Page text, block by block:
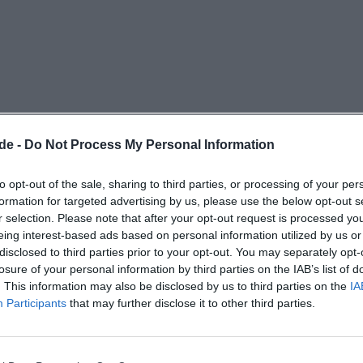
- Do Not Process My Personal Information
opt-out of the sale, sharing to third parties, or processing of your
for targeted advertising by us, please use the below opt-out
selection. Please note that after your opt-out request is processed
interest-based ads based on personal information utilized by us
to third parties prior to your opt-out. You may separately
of your personal information by third parties on the IAB’s list of
This information may also be disclosed by us to third parties on the
Participants that may further disclose it to other third parties.
Zwischen diesen Polen – regulärer
– bewegen sich die tatsächlichen
bedeutet das: Wer einen normalen
bis Sa von 19:00 bis 23:30 als Richtlinie nutzen; wer
Filmtage-Zeit kommen möchte, sollte zusätzlich einen
des Festivals oder der lokalen Eventkalender werfen.
sind möglich, wenn Vereine, Initiativen oder
Abende bespielen. Ein Beispiel aus dem Jahreslauf
findet an festgelegten Donnerstagen ab 19:00 im
offizielle Seiten und Vereinskanäle veröffentlichten
auf den Kulturkalender der Stadt abzustimmen.
folgt einem klaren Grundtakt, bleibt aber flexibel genug,